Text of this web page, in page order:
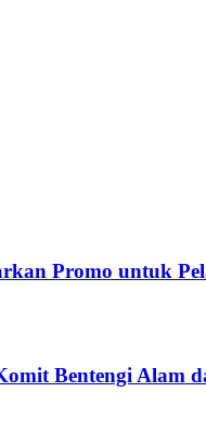
Promo untuk
Bentengi Alam